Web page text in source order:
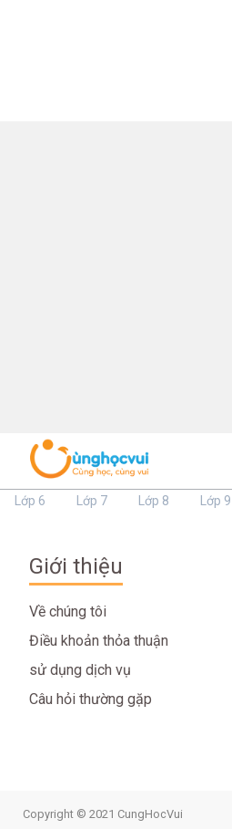
Lớp 6 Lớp 7 Lớp 8 Lớp 9
Giới thiệu
Về chúng tôi
Điều khoản thỏa thuận
sử dụng dịch vụ
Câu hỏi thường gặp
Copyright © 2021 CungHocVui